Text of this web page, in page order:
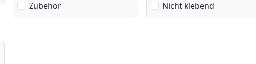
Zubehör
Nicht klebend